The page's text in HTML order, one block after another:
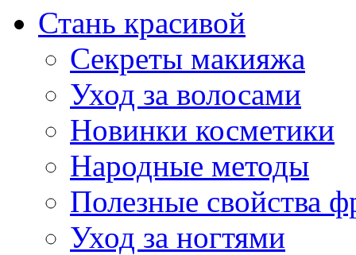
Стань красивой
Секреты макияжа
Уход за волосами
Новинки косметики
Народные методы
Полезные свойства
Уход за ногтями